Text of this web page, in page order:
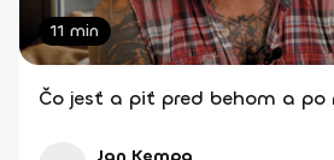
11 min
Čo jesť a piť pred behom a po
Jan Kempa